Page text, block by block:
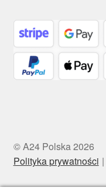
© A24 Polska 2026
Polityka prywatności